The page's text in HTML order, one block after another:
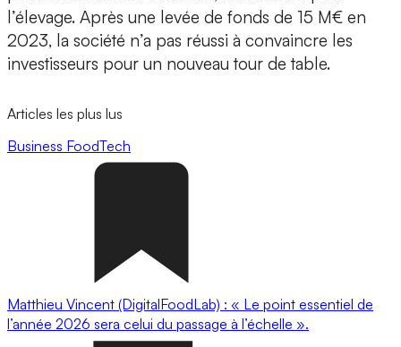
l’élevage. Après une levée de fonds de 15 M€ en
2023, la société n’a pas réussi à convaincre les
investisseurs pour un nouveau tour de table.
Articles les plus lus
Business FoodTech
Matthieu Vincent (DigitalFoodLab) : « Le point essentiel de
l’année 2026 sera celui du passage à l’échelle ».